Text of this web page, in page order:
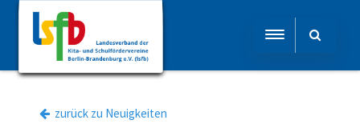
zurück zu Neuigkeiten